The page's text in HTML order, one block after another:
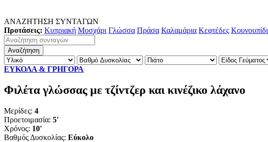
ΑΝΑΖΗΤΗΣΗ ΣΥΝΤΑΓΩΝ
Προτάσεις: Κυπριακή Μοσχάρι Γλώσσα Πράσα Καλαμάρια Κεφτέδες Κουνουπίδι
ΕΥΚΟΛΑ & ΓΡΗΓΟΡΑ
Φιλέτα γλώσσας με τζίντζερ και κινέζικο λάχανο
Μερίδες: 4
Προετοιμασία: 5'
Χρόνος: 10'
Βαθμός Δυσκολίας: Εύκολο